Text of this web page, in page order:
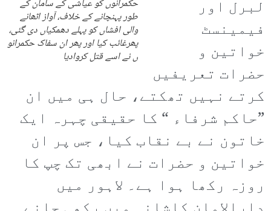
حکمرانوں کو عیاشی کے سامان کے
طور پہنچانے کے خلاف، آواز اٹھانے
والی افشاں کو پہلے دھمکیاں دی گئی،
پھرغائب کیا اور پھر ان سفاک حکمرانو
ں نے اسے قتل کروادیا
لبرل اور
فیمینسٹ
خواتین و
حضرات تعریفیں
کرتے نہیں تھکتے، حال ہی میں ان
”حاکم شرفاء “ کا حقیقی چہرہ ایک
خاتون نے بے نقاب کیا، جس پر ان
خواتین و حضرات نے ابھی تک چپ کا
روزہ رکھا ہوا ہے۔ لاہور میں